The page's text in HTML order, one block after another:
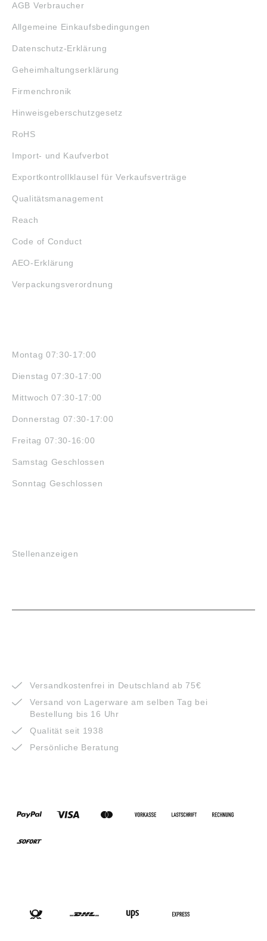
AGB Verbraucher
Allgemeine Einkaufsbedingungen
Datenschutz-Erklärung
Geheimhaltungserklärung
Firmenchronik
Hinweisgeberschutzgesetz
RoHS
Import- und Kaufverbot
Exportkontrollklausel für Verkaufsverträge
Qualitätsmanagement
Reach
Code of Conduct
AEO-Erklärung
Verpackungsverordnung
Montag 07:30-17:00
Dienstag 07:30-17:00
Mittwoch 07:30-17:00
Donnerstag 07:30-17:00
Freitag 07:30-16:00
Samstag Geschlossen
Sonntag Geschlossen
Stellenanzeigen
Versandkostenfrei in Deutschland ab 75€
Versand von Lagerware am selben Tag bei
Bestellung bis 16 Uhr
Qualität seit 1938
Persönliche Beratung